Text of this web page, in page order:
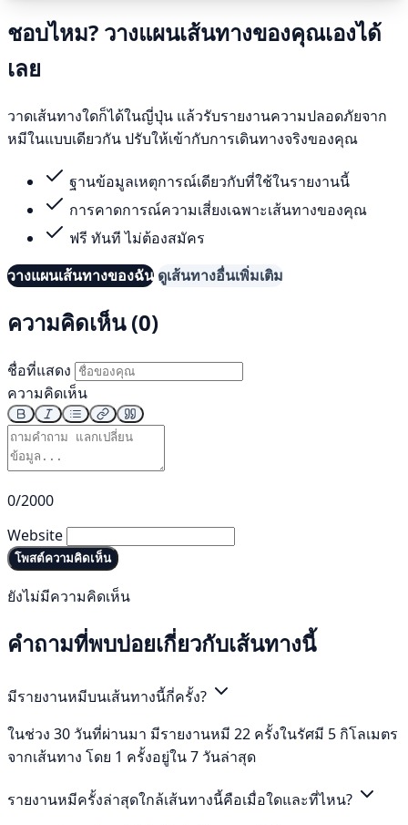
ชอบไหม? วางแผนเส้นทางของคุณเองได้
เลย
วาดเส้นทางใดก็ได้ในญี่ปุ่น แล้วรับรายงานความปลอดภัยจาก
หมีในแบบเดียวกัน ปรับให้เข้ากับการเดินทางจริงของคุณ
ฐานข้อมูลเหตุการณ์เดียวกับที่ใช้ในรายงานนี้
การคาดการณ์ความเสี่ยงเฉพาะเส้นทางของคุณ
ฟรี ทันที ไม่ต้องสมัคร
วางแผนเส้นทางของฉัน ดูเส้นทางอื่นเพิ่มเติม
ความคิดเห็น (0)
ชื่อที่แสดง
ความคิดเห็น
0/2000
Website
โพสต์ความคิดเห็น
ยังไม่มีความคิดเห็น
คำถามที่พบบ่อยเกี่ยวกับเส้นทางนี้
มีรายงานหมีบนเส้นทางนี้กี่ครั้ง?
ในช่วง 30 วันที่ผ่านมา มีรายงานหมี 22 ครั้งในรัศมี 5 กิโลเมตร
จากเส้นทาง โดย 1 ครั้งอยู่ใน 7 วันล่าสุด
รายงานหมีครั้งล่าสุดใกล้เส้นทางนี้คือเมื่อใดและที่ไหน?